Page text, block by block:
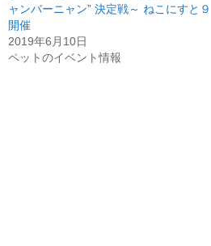
ャンバーニャン” 決定戦～ ねこにすと９
開催
2019年6月10日
ペットのイベント情報